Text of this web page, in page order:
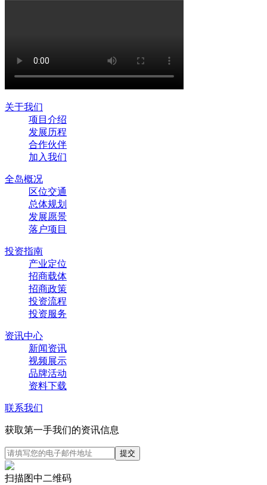
关于我们
项目介绍
发展历程
合作伙伴
加入我们
全岛概况
区位交通
总体规划
发展愿景
落户项目
投资指南
产业定位
招商载体
招商政策
投资流程
投资服务
资讯中心
新闻资讯
视频展示
品牌活动
资料下载
联系我们
获取第一手我们的资讯信息
扫描图中二维码